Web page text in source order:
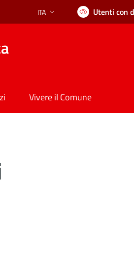
Lingua attiva:
ITA Utenti con
Vivere il Comune